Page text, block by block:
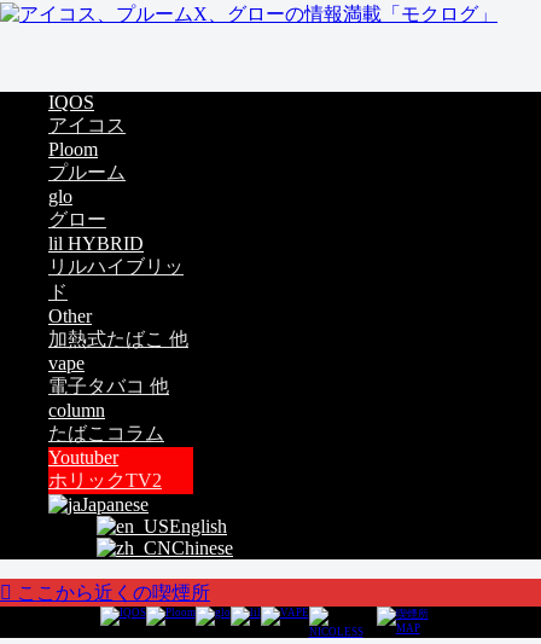
IQOS
アイコス
Ploom
プルーム
glo
グロー
lil HYBRID
リルハイブリッ
ド
Other
加熱式たばこ 他
vape
電子タバコ 他
column
たばこコラム
Youtuber
ホリックTV2
Japanese
English
Chinese
ここから近くの喫煙所